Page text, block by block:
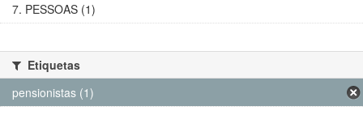
7. PESSOAS (1)
Etiquetas
pensionistas (1)